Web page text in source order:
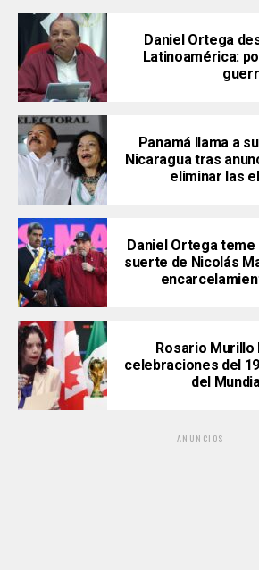
Daniel Ortega
Latinoamérica:
Panamá llama a
Nicaragua tras
eliminar las
Daniel Ortega
suerte de Nicolás
Rosario Murillo
celebraciones del
del
ANUNCIOS